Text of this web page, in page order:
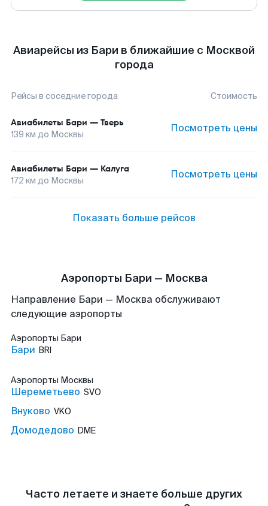
Авиарейсы из Бари в ближайшие с Москвой
города
Рейсы в соседние города Стоимость
Авиабилеты Бари — Тверь
139 км до Москвы Посмотреть цены
Авиабилеты Бари — Калуга
172 км до Москвы Посмотреть цены
Показать больше рейсов
Аэропорты Бари — Москва
Направление Бари — Москва обслуживают
следующие аэропорты
Аэропорты Бари
Бари BRI
Аэропорты Москвы
Шереметьево SVO
Внуково VKO
Домодедово DME
Часто летаете и знаете больше других